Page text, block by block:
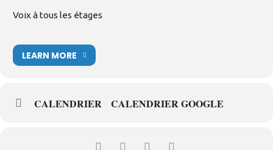
Voix à tous les étages
LEARN MORE
CALENDRIER CALENDRIER GOOGLE